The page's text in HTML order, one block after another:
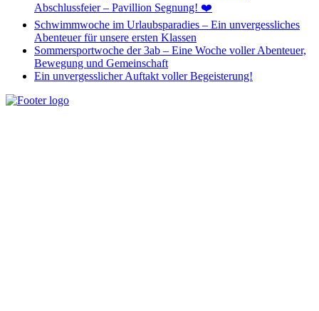
Abschlussfeier – Pavillion Segnung! ❤️
Schwimmwoche im Urlaubsparadies – Ein unvergessliches
Abenteuer für unsere ersten Klassen
Sommersportwoche der 3ab – Eine Woche voller Abenteuer,
Bewegung und Gemeinschaft
Ein unvergesslicher Auftakt voller Begeisterung!